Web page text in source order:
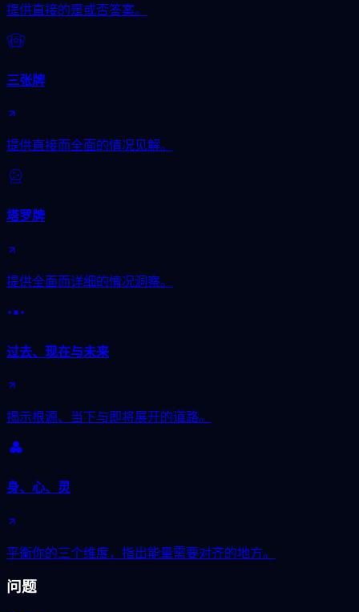
提供直接的是或否答案。
三张牌
提供直接而全面的情况见解。
塔罗牌
提供全面而详细的情况洞察。
过去、现在与未来
揭示根源、当下与即将展开的道路。
身、心、灵
平衡你的三个维度，指出能量需要对齐的地方。
问题